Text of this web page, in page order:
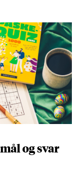
og svar